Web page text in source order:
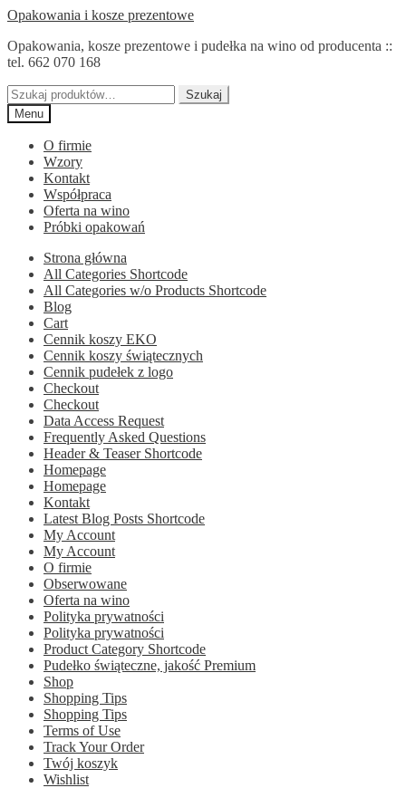
Przejdź
nawigacji
Przejdź
treści
Opakowania i kosze prezentowe
Opakowania, kosze prezentowe i pudełka na wino od producenta ::
tel. 662 070 168
Szukaj:
Szukaj
Menu
O firmie
Wzory
Kontakt
Współpraca
Oferta na wino
Próbki opakowań
Strona główna
All Categories Shortcode
All Categories w/o Products Shortcode
Blog
Cart
Cennik koszy EKO
Cennik koszy świątecznych
Cennik pudełek z logo
Checkout
Checkout
Data Access Request
Frequently Asked Questions
Header & Teaser Shortcode
Homepage
Homepage
Kontakt
Latest Blog Posts Shortcode
My Account
My Account
O firmie
Obserwowane
Oferta na wino
Polityka prywatności
Polityka prywatności
Product Category Shortcode
Pudełko świąteczne, jakość Premium
Shop
Shopping Tips
Shopping Tips
Terms of Use
Track Your Order
Twój koszyk
Wishlist